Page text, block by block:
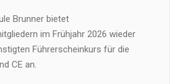
Brunner bietet
im Frühjahr 2026 wieder
Führerscheinkurs für die
CE an.